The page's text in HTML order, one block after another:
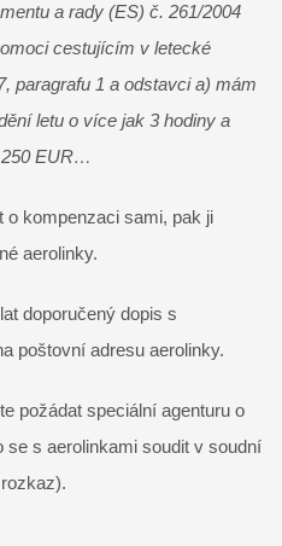
a rady (ES) č. 261/2004
cestujícím v letecké
paragrafu 1 a odstavci a) mám
letu o více jak 3 hodiny a
EUR…
o kompenzaci sami, pak ji
aerolinky.
doporučený dopis s
poštovní adresu aerolinky.
požádat speciální agenturu o
se s aerolinkami soudit v soudní